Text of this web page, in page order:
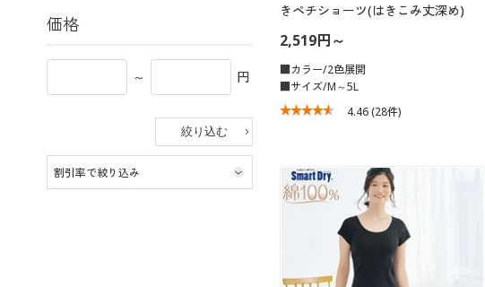
きペチショーツ(はきこみ丈深め)
2,519円～
■カラー/2色展開
■サイズ/M～5L
4.46(28件)
価格
～ 円